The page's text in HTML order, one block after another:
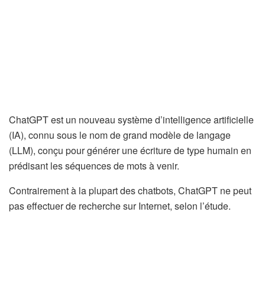
ChatGPT est un nouveau système d’intelligence artificielle
(IA), connu sous le nom de grand modèle de langage
(LLM), conçu pour générer une écriture de type humain en
prédisant les séquences de mots à venir.
Contrairement à la plupart des chatbots, ChatGPT ne peut
pas effectuer de recherche sur Internet, selon l’étude.